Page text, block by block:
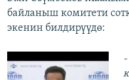
байланыш комитети
экенин билдирүүдө: